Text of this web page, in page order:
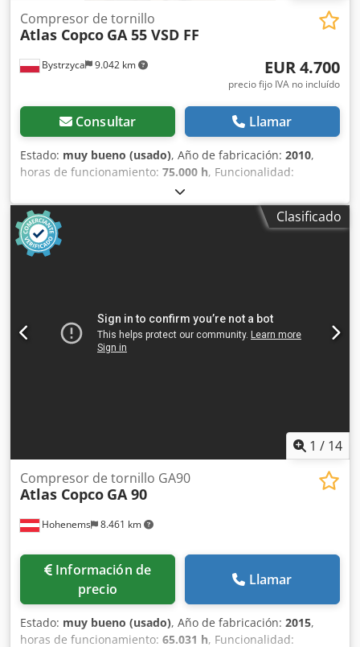
Bystrzyca 9.042 km
Compresor de tornillo
Atlas Copco GA 55 VSD FF
EUR 4.700
precio fijo IVA no incluído
Consultar Llamar
Estado: muy bueno (usado), Año de fabricación: 2010,
horas de funcionamiento: 75.000 h, Funcionalidad:
, Compresor de 55 kW con secador
incorporado y variador de frecuencia. Estado muy bueno.
Tras mantenimiento. Garantía de 3 meses. Djdpev
Rmmmofx Afhjwa
Clasificado
1 / 14
Hohenems 8.461 km
Compresor de tornillo GA90
Atlas Copco GA 90
Información de
precio
Llamar
Estado: muy bueno (usado), Año de fabricación: 2015,
horas de funcionamiento: 65.031 h, Funcionalidad: